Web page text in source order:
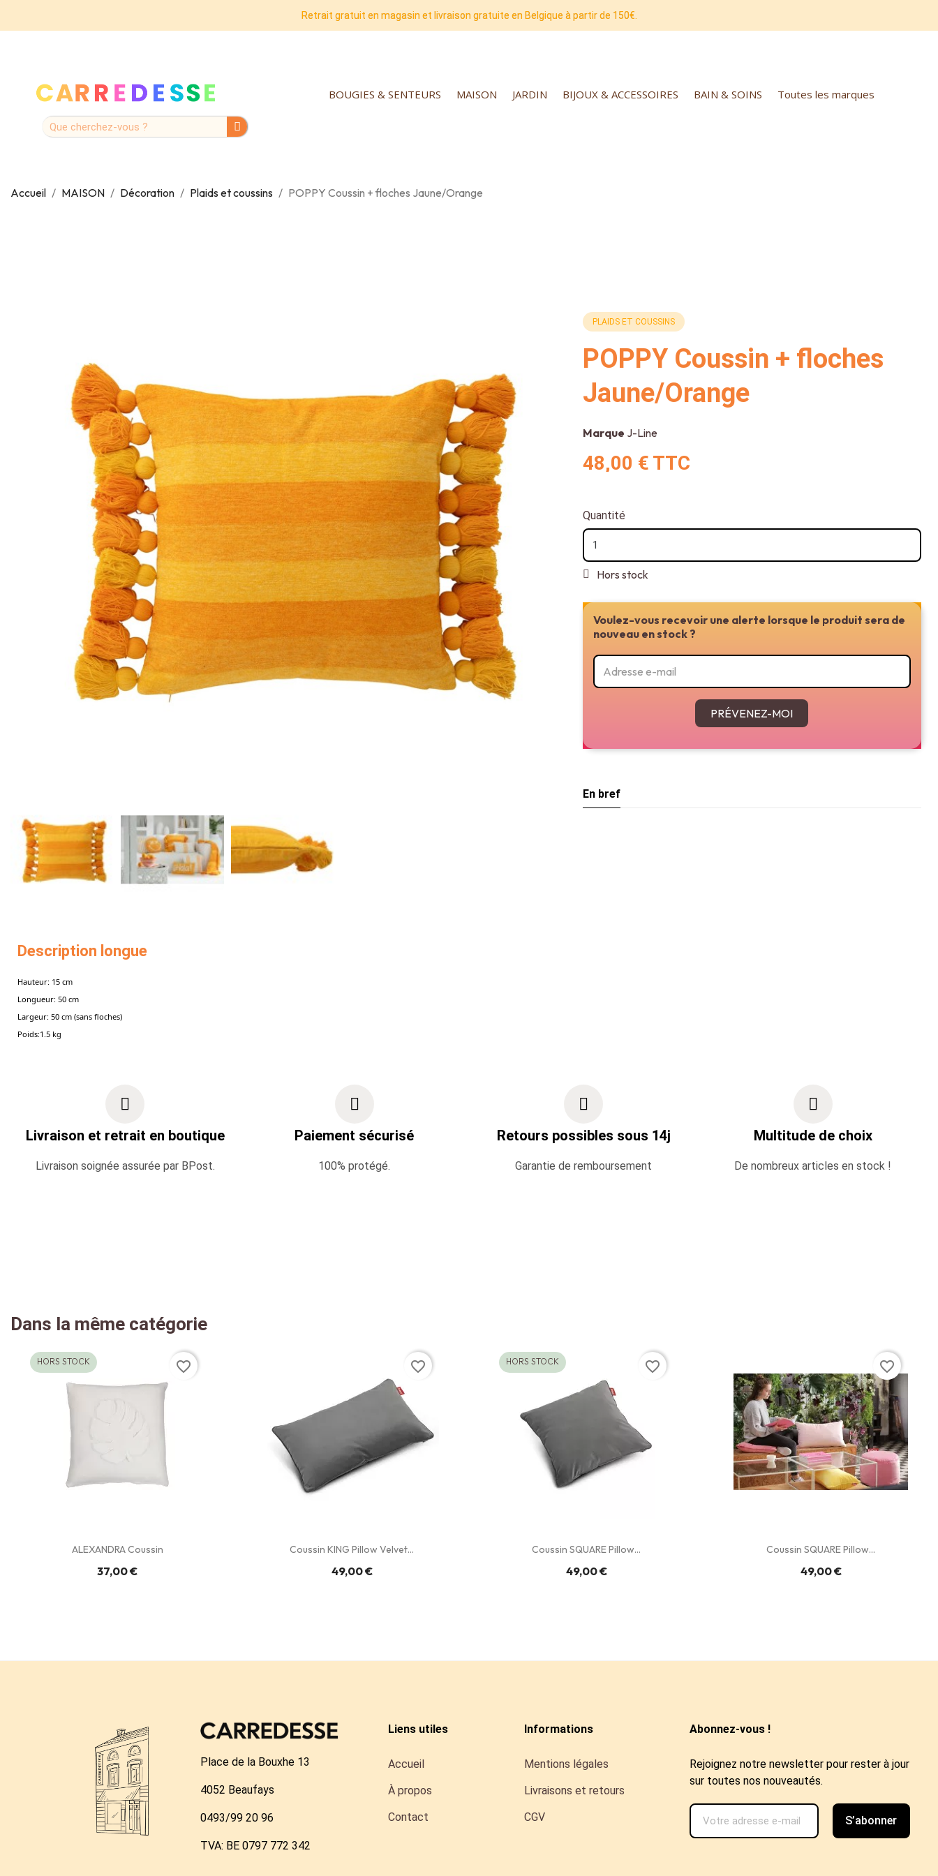
Retrait gratuit en magasin et livraison gratuite en Belgique à partir de 150€.
BOUGIES & SENTEURS MAISON JARDIN BIJOUX & ACCESSOIRES BAIN & SOINS Toutes les marques
Accueil MAISON Décoration Plaids et coussins POPPY Coussin + floches Jaune/Orange
PLAIDS ET COUSSINS
POPPY Coussin + floches
Jaune/Orange
Marque J-Line
48,00 € TTC
Quantité
Hors stock
Ajouter au panier ou réserver en magasin
Voulez-vous recevoir une alerte lorsque le produit sera de
nouveau en stock ?
PRÉVENEZ-MOI
En bref
Description longue
Hauteur: 15 cm
Longueur: 50 cm
Largeur: 50 cm (sans floches)
Poids:1.5 kg
Livraison et retrait en boutique
Livraison soignée assurée par BPost.
Paiement sécurisé
100% protégé.
Retours possibles sous 14j
Garantie de remboursement
Multitude de choix
De nombreux articles en stock !
Dans la même catégorie
ALEXANDRA Coussin
37,00 €
HORS STOCK favorite_border
Coussin KING Pillow Velvet...
49,00 €
favorite_border
Coussin SQUARE Pillow...
49,00 €
HORS STOCK favorite_border
Coussin SQUARE Pillow...
49,00 €
favorite_border
Place de la Bouxhe 13
4052 Beaufays
0493/99 20 96
TVA: BE 0797 772 342
Liens utiles
Accueil
À propos
Contact
Informations
Mentions légales
Livraisons et retours
CGV
Abonnez-vous !
Rejoignez notre newsletter pour rester à jour
sur toutes nos nouveautés.
S’abonner